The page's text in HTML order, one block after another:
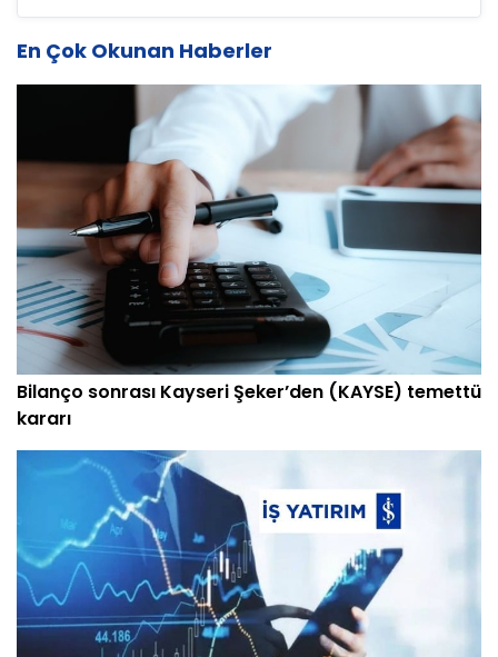
En Çok Okunan Haberler
Bilanço sonrası Kayseri Şeker’den (KAYSE) temettü
kararı